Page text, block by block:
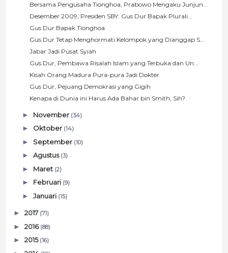
Bersama Pengusaha Tionghoa, Prabowo Mengaku Junjun...
Desember 2009, Presiden SBY: Gus Dur Bapak Plurali...
Gus Dur Bapak Tionghoa
Gus Dur Tetap Menghormati Kelompok yang Dianggap S...
Jabar Jadi Pusat Syiah
Gus Dur, Pembawa Risalah Islam yang Terbuka dan Un...
Kisah Orang Madura Pura-pura Jadi Dokter
Gus Dur, Pejuang Demokrasi yang Gigih
Kenapa di Dunia ini Harus Ada Bahar bin Smith, Sih?
► November (34)
► Oktober (14)
► September (10)
► Agustus (3)
► Maret (2)
► Februari (9)
► Januari (15)
► 2017 (71)
► 2016 (88)
► 2015 (16)